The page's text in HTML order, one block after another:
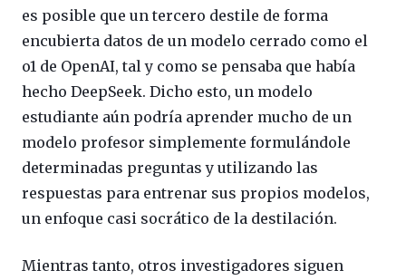
es posible que un tercero destile de forma
encubierta datos de un modelo cerrado como el
o1 de OpenAI, tal y como se pensaba que había
hecho DeepSeek. Dicho esto, un modelo
estudiante aún podría aprender mucho de un
modelo profesor simplemente formulándole
determinadas preguntas y utilizando las
respuestas para entrenar sus propios modelos,
un enfoque casi socrático de la destilación.
Mientras tanto, otros investigadores siguen